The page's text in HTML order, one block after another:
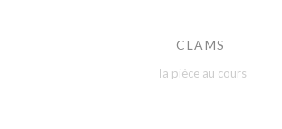
CLAMS
la pièce au cours